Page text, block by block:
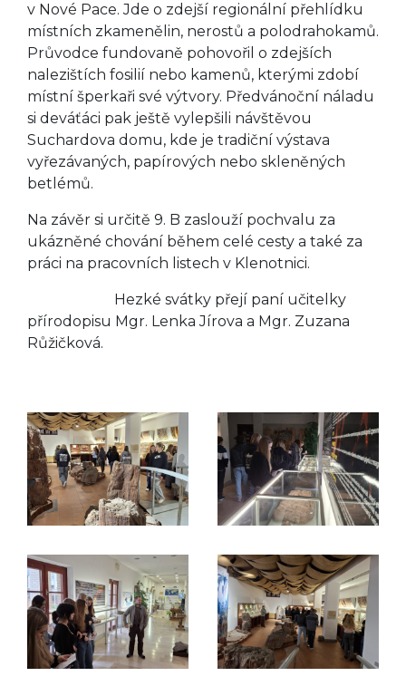
v Nové Pace. Jde o zdejší regionální přehlídku
místních zkamenělin, nerostů a polodrahokamů.
Průvodce fundovaně pohovořil o zdejších
nalezištích fosilií nebo kamenů, kterými zdobí
místní šperkaři své výtvory. Předvánoční náladu
si deváťáci pak ještě vylepšili návštěvou
Suchardova domu, kde je tradiční výstava
vyřezávaných, papírových nebo skleněných
betlémů.
Na závěr si určitě 9. B zaslouží pochvalu za
ukázněné chování během celé cesty a také za
práci na pracovních listech v Klenotnici.
Hezké svátky přejí paní učitelky
přírodopisu Mgr. Lenka Jírova a Mgr. Zuzana
Růžičková.